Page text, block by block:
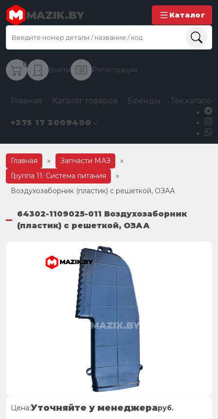
MAZIK.BY Каталог
0
Войти Регистрация
Главная Каталог товаров Бренды
+375 17 3009400
Главная » Запчасти МАЗ
»
Группа 11: Система питания
»
Воздухозаборник (пластик) с решеткой, ОЗАА
64302-1109025-011 Воздухозаборник
(пластик) с решеткой, ОЗАА
Цена:Уточняйте у менеджераруб.